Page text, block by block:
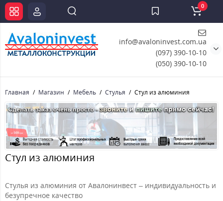
info@avaloninvest.com.ua
(097) 390-10-10
(050) 390-10-10
0
Главная Магазин Мебель Стулья Стул из алюминия
Стул из алюминия
Стулья из алюминия от Авалонинвест – индивидуальность и
безупречное качество